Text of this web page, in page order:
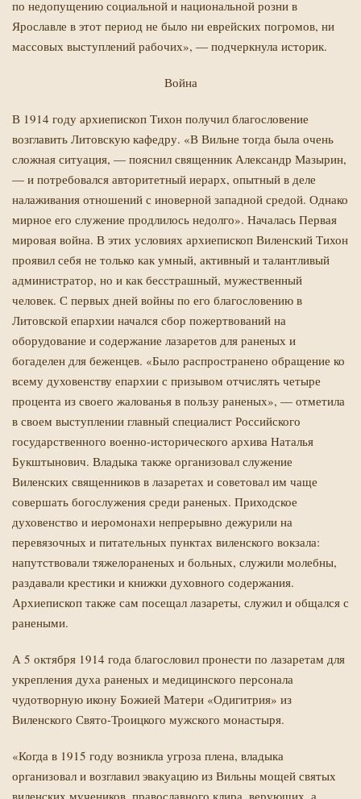
по недопущению социальной и нацио­нальной розни в
Ярославле в этот период не было ни еврейских погромов, ни
массовых выступлений рабочих», — подчеркнула историк.
Война
В 1914 году архиепископ Тихон получил благословение
возглавить Литовскую кафед­ру. «В Вильне тогда была очень
сложная ситуация, — пояснил священник Александр Мазырин,
— и потребовался авторитетный иерарх, опытный в деле
налаживания отношений с иноверной западной средой. Однако
мирное его служение продлилось недолго». Началась Первая
мировая война. В этих условиях архиепископ Виленский Тихон
проявил себя не только как умный, активный и талантливый
администратор, но и как бесстрашный, мужественный
человек. С первых дней войны по его благословению в
Литовской епархии начался сбор пожертвований на
оборудование и содержание лазаретов для раненых и
богаделен для беженцев. «Было распространено обращение ко
всему духовенству епархии с призывом отчислять четыре
процента из своего жалованья в пользу раненых», — отметила
в своем выступлении главный специалист Российского
государственного военно-исторического архива Наталья
Букштынович. Владыка также организовал служение
Виленских священников в лазаретах и советовал им чаще
совершать богослужения среди раненых. Приходское
духовенство и иеромонахи непрерывно дежурили на
перевязочных и питательных пунктах виленского вокзала:
напутствовали тяжелораненых и больных, служили молебны,
раздавали крестики и книжки духовного содержания.
Архиепископ также сам посещал лазареты, служил и общался с
ранеными.
А 5 октября 1914 года благословил пронести по лазаретам для
укрепления духа раненых и медицинского персонала
чудотворную икону Божией Матери «Одигитрия» из
Виленского Свято-Троицкого мужского монастыря.
«Когда в 1915 году возникла угроза плена, владыка
организовал и возглавил эвакуацию из Вильны мощей святых
виленских мучеников, православного клира, верующих, а